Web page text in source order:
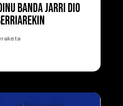
BANDA JARRI DIO